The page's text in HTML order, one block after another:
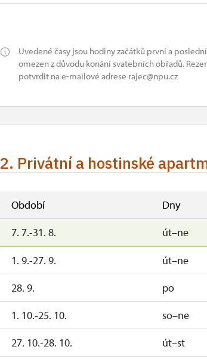
2. 11.-31. 12.
Uvedené časy jsou hodiny začátků první a
omezen z důvodu konání svatebních obřadů.
potvrdit na e-mailové adrese rajec@npu.cz
2. Privátní a hostinské
Období Dny
7. 7.-31. 8.
út–ne
1. 9.-27. 9. út–ne
28. 9.
po
1. 10.-25. 10.
so–ne
27. 10.-28. 10.
út–st